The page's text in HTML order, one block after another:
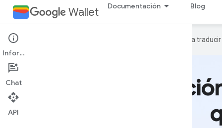
Wallet Documentación Blog
Google utiliza tecnología de IA para
Una
Información
Chat
API